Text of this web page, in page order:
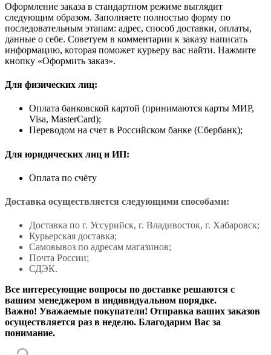
Оформление заказа в стандартном режиме выглядит
следующим образом. Заполняете полностью форму по
последовательным этапам: адрес, способ доставки, оплаты,
данные о себе. Советуем в комментарии к заказу написать
информацию, которая поможет курьеру вас найти. Нажмите
кнопку «Оформить заказ».
Для физических лиц:
Оплата банковской картой (принимаются карты МИР,
Visa, MasterCard);
Переводом на счет в Российском банке (Сбербанк);
Для юридических лиц и ИП:
Оплата по счёту
Доставка осуществляется следующими способами:
Доставка по г. Уссурийск, г. Владивосток, г. Хабаровск;
Курьерская доставка;
Самовывоз по адресам магазинов;
Почта России;
СДЭК.
Все интересующие вопросы по доставке решаются с
вашим менеджером в индивидуальном порядке.
Важно! Уважаемые покупатели! Отправка ваших заказов
осуществляется раз в неделю. Благодарим Вас за
понимание.